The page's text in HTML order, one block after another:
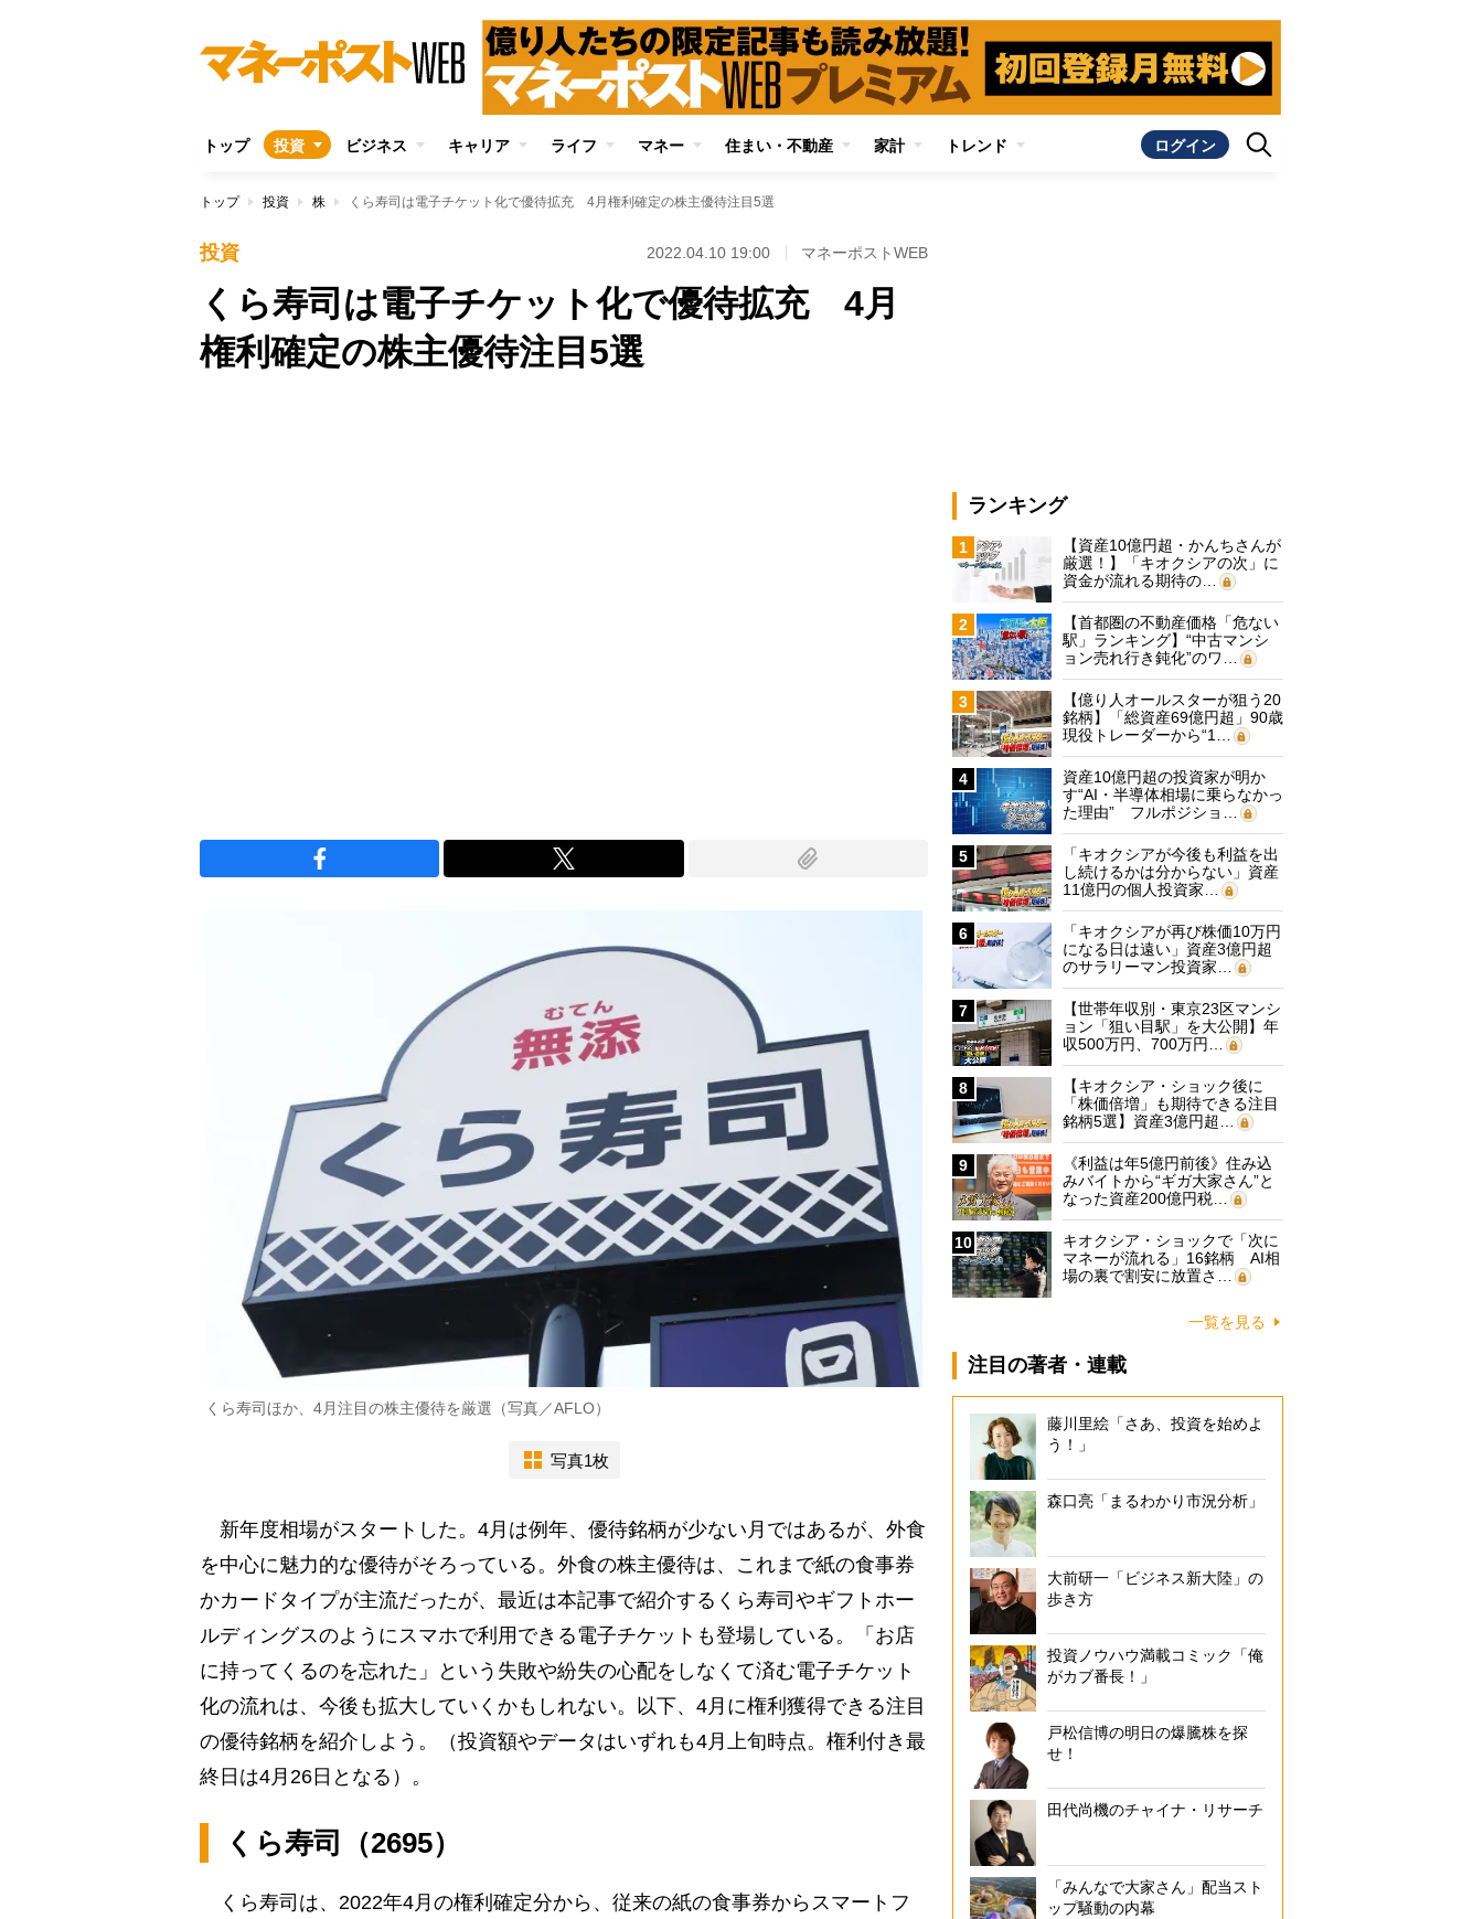
トップ 投資 ビジネス キャリア ライフ マネー 住まい・不動産 家計 トレンド ログイン
トップ 投資 株 くら寿司は電子チケット化で優待拡充 4月権利確定の株主優待注目5選
投資 2022.04.10 19:00 マネーポストWEB
くら寿司は電子チケット化で優待拡充 4月
権利確定の株主優待注目5選
くら寿司ほか、4月注目の株主優待を厳選（写真／AFLO）
写真1枚
新年度相場がスタートした。4月は例年、優待銘柄が少ない月ではあるが、外食
を中心に魅力的な優待がそろっている。外食の株主優待は、これまで紙の食事券
かカードタイプが主流だったが、最近は本記事で紹介するくら寿司やギフトホー
ルディングスのようにスマホで利用できる電子チケットも登場している。「お店
に持ってくるのを忘れた」という失敗や紛失の心配をしなくて済む電子チケット
化の流れは、今後も拡大していくかもしれない。以下、4月に権利獲得できる注目
の優待銘柄を紹介しよう。（投資額やデータはいずれも4月上旬時点。権利付き最
終日は4月26日となる）。
くら寿司（2695）
くら寿司は、2022年4月の権利確定分から、従来の紙の食事券からスマートフ
ランキング
1
【資産10億円超・かんちさんが
厳選！】「キオクシアの次」に
資金が流れる期待の…
2
【首都圏の不動産価格「危ない
駅」ランキング】“中古マンシ
ョン売れ行き鈍化”のワ…
3
【億り人オールスターが狙う20
銘柄】「総資産69億円超」90歳
現役トレーダーから“1…
4
資産10億円超の投資家が明か
す“AI・半導体相場に乗らなかっ
た理由” フルポジショ…
5
「キオクシアが今後も利益を出
し続けるかは分からない」資産
11億円の個人投資家…
6
「キオクシアが再び株価10万円
になる日は遠い」資産3億円超
のサラリーマン投資家…
7
【世帯年収別・東京23区マンシ
ョン「狙い目駅」を大公開】年
収500万円、700万円…
8
【キオクシア・ショック後に
「株価倍増」も期待できる注目
銘柄5選】資産3億円超…
9
《利益は年5億円前後》住み込
みバイトから“ギガ大家さん”と
なった資産200億円税…
10
キオクシア・ショックで「次に
マネーが流れる」16銘柄 AI相
場の裏で割安に放置さ…
一覧を見る
注目の著者・連載
藤川里絵「さあ、投資を始めよ
う！」
森口亮「まるわかり市況分析」
大前研一「ビジネス新大陸」の
歩き方
投資ノウハウ満載コミック「俺
がカブ番長！」
戸松信博の明日の爆騰株を探
せ！
田代尚機のチャイナ・リサーチ
「みんなで大家さん」配当スト
ップ騒動の内幕